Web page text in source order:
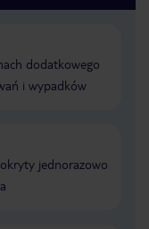
dodatkowego
i wypadków
jednorazowo